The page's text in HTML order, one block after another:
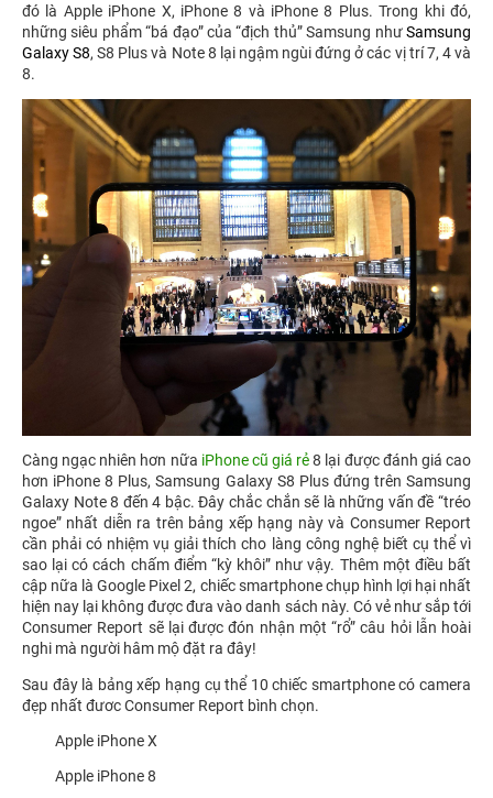
đó là Apple iPhone X, iPhone 8 và iPhone 8 Plus. Trong khi đó,
những siêu phẩm “bá đạo” của “địch thủ” Samsung nhưSamsung
Galaxy S8, S8 Plus và Note 8 lại ngậm ngùi đứng ở các vị trí 7, 4 và
8.
Càng ngạc nhiên hơn nữa iPhone cũ giá rẻ8 lại được đánh giá cao
hơn iPhone 8 Plus, Samsung Galaxy S8 Plus đứng trên Samsung
Galaxy Note 8 đến 4 bậc. Đây chắc chắn sẽ là những vấn đề “tréo
ngoe” nhất diễn ra trên bảng xếp hạng này và Consumer Report
cần phải có nhiệm vụ giải thích cho làng công nghệ biết cụ thể vì
sao lại có cách chấm điểm “kỳ khôi” như vậy. Thêm một điều bất
cập nữa là Google Pixel 2, chiếc smartphone chụp hình lợi hại nhất
hiện nay lại không được đưa vào danh sách này. Có vẻ như sắp tới
Consumer Report sẽ lại được đón nhận một “rổ” câu hỏi lẫn hoài
nghi mà người hâm mộ đặt ra đây!
Sau đây là bảng xếp hạng cụ thể 10 chiếc smartphone có camera
đẹp nhất đươc Consumer Report bình chọn.
Apple iPhone X
Apple iPhone 8